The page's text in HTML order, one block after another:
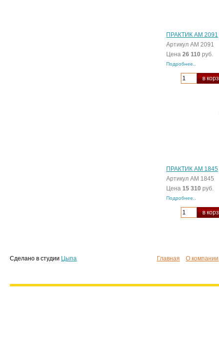
ПРАКТИК AM 2091
Артикул AM 2091
Цена 26 110 руб.
Подробнее..
в
ПРАКТИК AM 1845
Артикул AM 1845
Цена 15 310 руб.
Подробнее..
в
Сделано в студии Цыпа Главная О компании